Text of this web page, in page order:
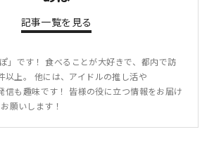
記事一覧を見る
」です！ 食べることが大好きで、都内で訪
以上。 他には、アイドルの推し活や
信も趣味です！ 皆様の役に立つ情報をお届け
願いします！